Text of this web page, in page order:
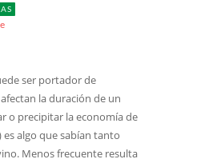
ser portador de
la duración de un
o precipitar la economía de
algo que sabían tanto
Menos frecuente resulta